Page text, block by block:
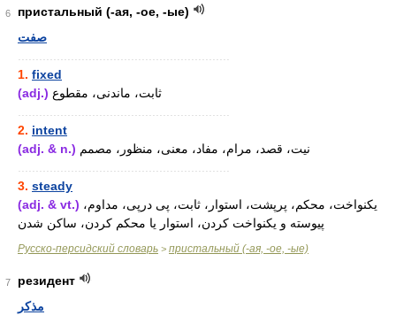
6
пристальный (-ая, -ое, -ые)
صفت
1. fixed
(adj.) ثابت، ماندنی، مقطوع
2. intent
(adj. & n.) نیت، قصد، مرام، مفاد، معنی، منظور، مصمم
3. steady
(adj. & vt.)
پیوسته و یکنواخت کردن، استوار یا محکم کردن، ساکن شدن
Русско-персидский словарь > пристальный (-ая, -ое, -ые)
7
резидент
مذکر